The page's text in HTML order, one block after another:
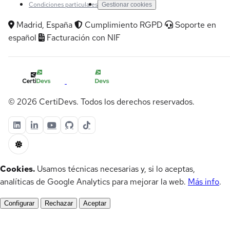
Condiciones particulares Gestionar cookies
Madrid, España Cumplimiento RGPD
Soporte en
español
Facturación con NIF
© 2026 CertiDevs. Todos los derechos reservados.
Cookies. Usamos técnicas necesarias y, si lo aceptas,
analíticas de Google Analytics para mejorar la web. Más info.
Configurar Rechazar Aceptar